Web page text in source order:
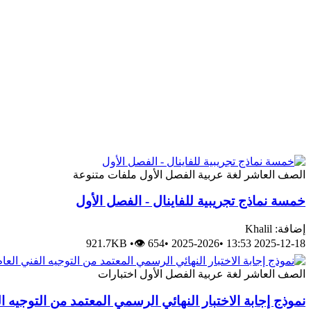
الصف العاشر لغة عربية الفصل الأول ملفات متنوعة
خمسة نماذج تجريبية للفاينال - الفصل الأول
إضافة: Khalil
2025-12-18 13:53
•
2025-2026
•
921.7KB •👁 654
الصف العاشر لغة عربية الفصل الأول اختبارات
نموذج إجابة الاختبار النهائي الرسمي المعتمد من التوجيه